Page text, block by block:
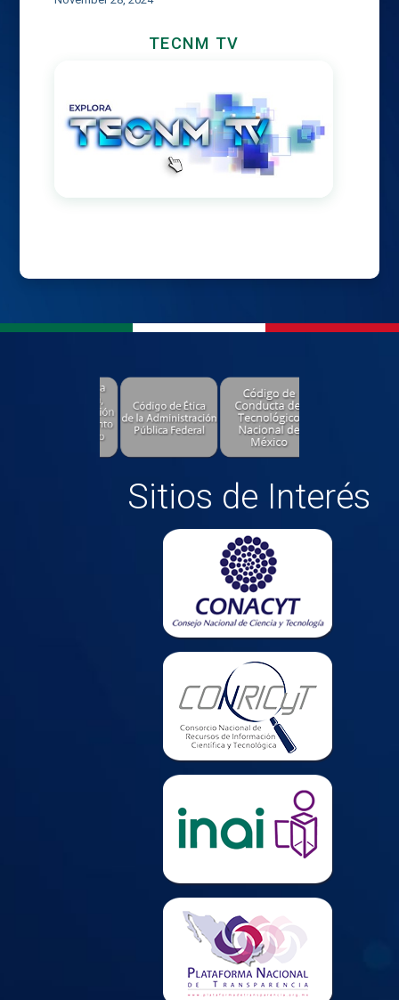
TECNM TV
Sitios de Interés